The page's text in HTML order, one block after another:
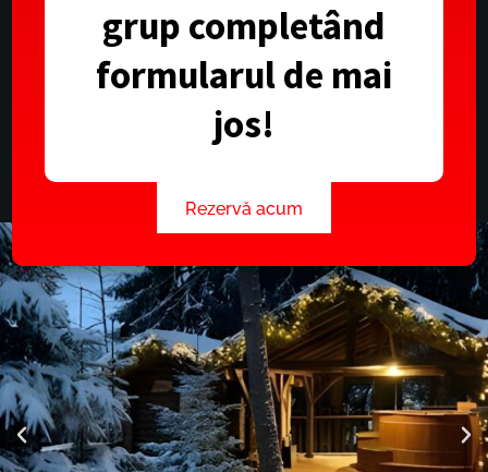
grup completând
formularul de mai
jos!
Rezervă acum